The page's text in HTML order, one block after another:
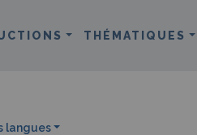
THÉMATIQUES
langues